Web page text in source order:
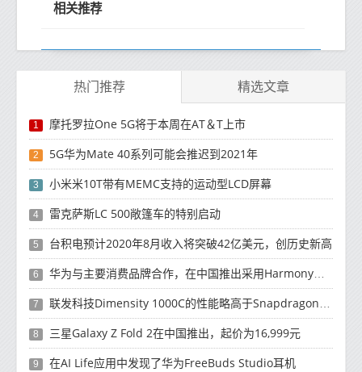
相关推荐
热门推荐 精选文章
1 摩托罗拉One 5G将于本周在AT＆T上市
2 5G华为Mate 40系列可能会推迟到2021年
3 小米米10T带有MEMC支持的运动型LCD屏幕
4 雷克萨斯LC 500敞篷车的特别启动
5 台积电预计2020年8月收入将突破42亿美元，创历史新高
6 华为与主要消费品牌合作，在中国推出采用HarmonyOS 2.0的智能家居产品
7 联发科技Dimensity 1000C的性能略高于Snapdragon 765G
8 三星Galaxy Z Fold 2在中国推出，起价为16,999元
9 在AI Life应用中发现了华为FreeBuds Studio耳机